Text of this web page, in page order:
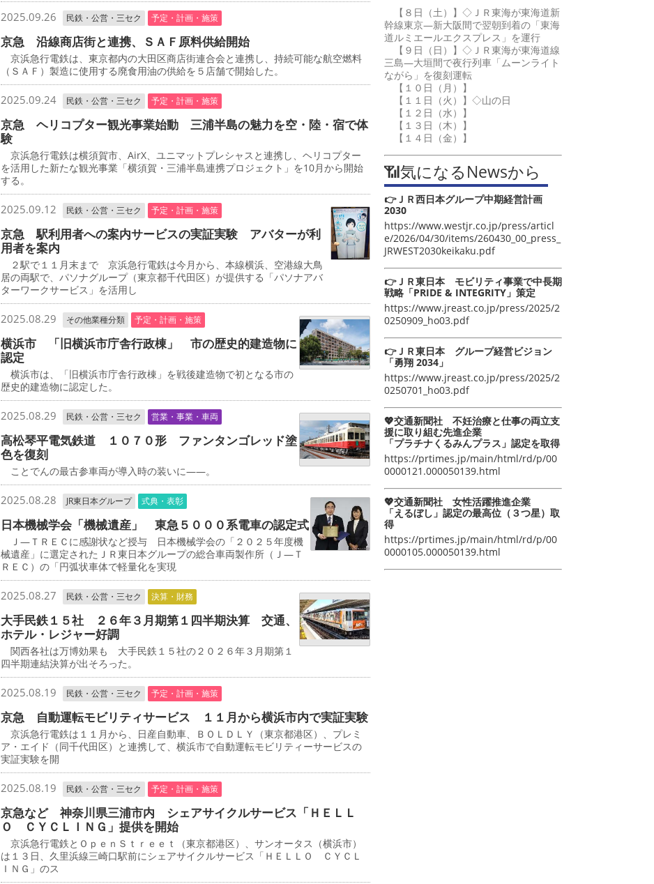
2025.09.26 民鉄・公営・三セク 予定・計画・施策
京急 沿線商店街と連携、ＳＡＦ原料供給開始
京浜急行電鉄は、東京都内の大田区商店街連合会と連携し、持続可能な航空燃料
（ＳＡＦ）製造に使用する廃食用油の供給を５店舗で開始した。
2025.09.24 民鉄・公営・三セク 予定・計画・施策
京急 ヘリコプター観光事業始動 三浦半島の魅力を空・陸・宿で体
験
京浜急行電鉄は横須賀市、AirX、ユニマットプレシャスと連携し、ヘリコプター
を活用した新たな観光事業「横須賀・三浦半島連携プロジェクト」を10月から開始
する。
2025.09.12 民鉄・公営・三セク 予定・計画・施策
京急 駅利用者への案内サービスの実証実験 アバターが利
用者を案内
２駅で１１月末まで 京浜急行電鉄は今月から、本線横浜、空港線大鳥
居の両駅で、パソナグループ（東京都千代田区）が提供する「パソナアバ
ターワークサービス」を活用し
2025.08.29 その他業種分類 予定・計画・施策
横浜市 「旧横浜市庁舎行政棟」 市の歴史的建造物に
認定
横浜市は、「旧横浜市庁舎行政棟」を戦後建造物で初となる市の
歴史的建造物に認定した。
2025.08.29 民鉄・公営・三セク 営業・事業・車両
高松琴平電気鉄道 １０７０形 ファンタンゴレッド塗
色を復刻
ことでんの最古参車両が導入時の装いに――。
2025.08.28 JR東日本グループ 式典・表彰
日本機械学会「機械遺産」 東急５０００系電車の認定式
Ｊ―ＴＲＥＣに感謝状など授与 日本機械学会の「２０２５年度機
械遺産」に選定されたＪＲ東日本グループの総合車両製作所（Ｊ―Ｔ
ＲＥＣ）の「円弧状車体で軽量化を実現
2025.08.27 民鉄・公営・三セク 決算・財務
大手民鉄１５社 ２６年３月期第１四半期決算 交通、
ホテル・レジャー好調
関西各社は万博効果も 大手民鉄１５社の２０２６年３月期第１
四半期連結決算が出そろった。
2025.08.19 民鉄・公営・三セク 予定・計画・施策
京急 自動運転モビリティサービス １１月から横浜市内で実証実験
京浜急行電鉄は１１月から、日産自動車、ＢＯＬＤＬＹ（東京都港区）、プレミ
ア・エイド（同千代田区）と連携して、横浜市で自動運転モビリティーサービスの
実証実験を開
2025.08.19 民鉄・公営・三セク 予定・計画・施策
京急など 神奈川県三浦市内 シェアサイクルサービス「ＨＥＬＬ
Ｏ ＣＹＣＬＩＮＧ」提供を開始
京浜急行電鉄とＯｐｅｎＳｔｒｅｅｔ（東京都港区）、サンオータス（横浜市）
は１３日、久里浜線三崎口駅前にシェアサイクルサービス「ＨＥＬＬＯ ＣＹＣＬ
ＩＮＧ」のス
【８日（土）】◇ＪＲ東海が東海道新
幹線東京―新大阪間で翌朝到着の「東海
道ルミエールエクスプレス」を運行
【９日（日）】◇ＪＲ東海が東海道線
三島―大垣間で夜行列車「ムーンライト
ながら」を復刻運転
【１０日（月）】
【１１日（火）】◇山の日
【１２日（水）】
【１３日（木）】
【１４日（金）】
📶気になるNewsから
👉ＪＲ西日本グループ中期経営計画
2030
https://www.westjr.co.jp/press/articl
e/2026/04/30/items/260430_00_press_
JRWEST2030keikaku.pdf
👉ＪＲ東日本 モビリティ事業で中長期
戦略「PRIDE & INTEGRITY」策定
https://www.jreast.co.jp/press/2025/2
0250909_ho03.pdf
👉ＪＲ東日本 グループ経営ビジョン
「勇翔 2034」
https://www.jreast.co.jp/press/2025/2
0250701_ho03.pdf
💖交通新聞社 不妊治療と仕事の両立支
援に取り組む先進企業
「プラチナくるみんプラス」認定を取得
https://prtimes.jp/main/html/rd/p/00
0000121.000050139.html
💖交通新聞社 女性活躍推進企業
「えるぼし」認定の最高位（３つ星）取
得
https://prtimes.jp/main/html/rd/p/00
0000105.000050139.html